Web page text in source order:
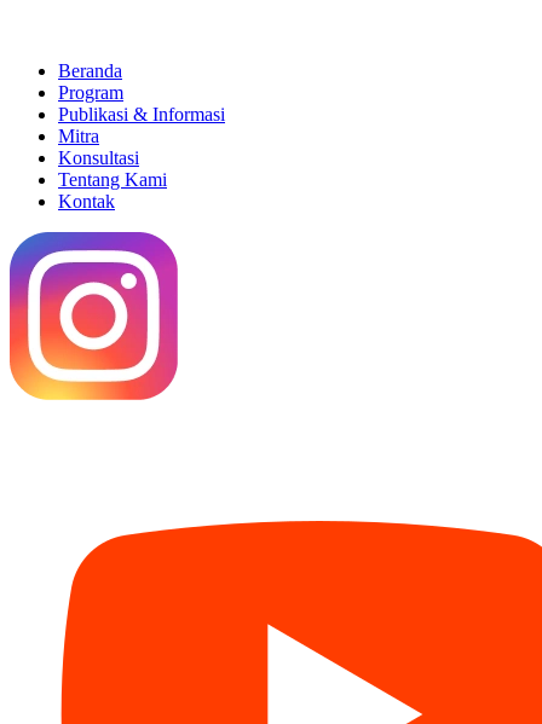
Beranda
Program
Publikasi & Informasi
Mitra
Konsultasi
Tentang Kami
Kontak